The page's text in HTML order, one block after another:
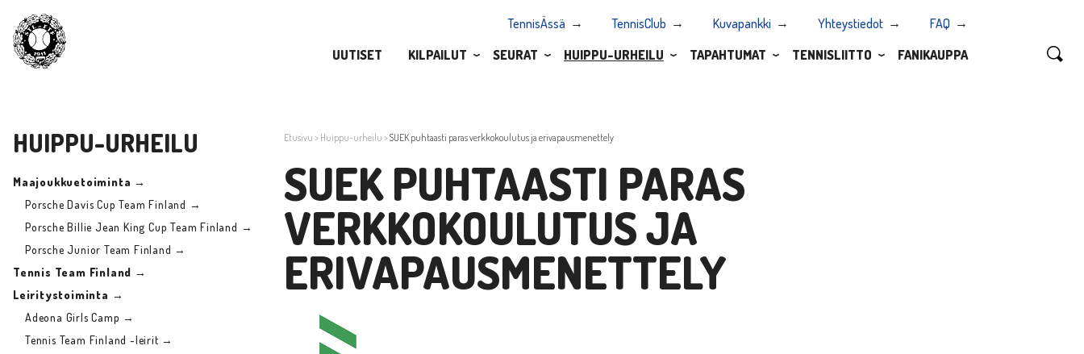
TennisÄssä TennisClub Kuvapankki Yhteystiedot
FAQ
UUTISET
KILPAILUT SEURAT HUIPPU-URHEILU TAPAHTUMAT TENNISLIITTO FANIKAUPPA
HUIPPU-URHEILU
Maajoukkuetoiminta →
Porsche Davis Cup Team Finland →
Porsche Billie Jean King Cup Team Finland →
Porsche Junior Team Finland →
Tennis Team Finland →
Leiritystoiminta →
Adeona Girls Camp →
Tennis Team Finland -leirit →
Etusivu > Huippu-urheilu >SUEK puhtaasti paras verkkokoulutus ja erivapausmenettely
SUEK PUHTAASTI PARAS
VERKKOKOULUTUS JA
ERIVAPAUSMENETTELY